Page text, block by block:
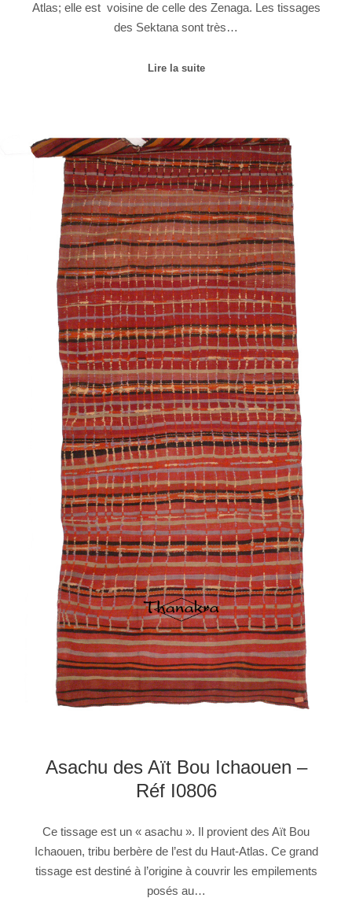
Atlas; elle est voisine de celle des Zenaga. Les tissages
des Sektana sont très…
Lire la suite
Asachu des Aït Bou Ichaouen –
Réf I0806
Ce tissage est un « asachu ». Il provient des Aït Bou
Ichaouen, tribu berbère de l’est du Haut-Atlas. Ce grand
tissage est destiné à l’origine à couvrir les empilements
posés au…